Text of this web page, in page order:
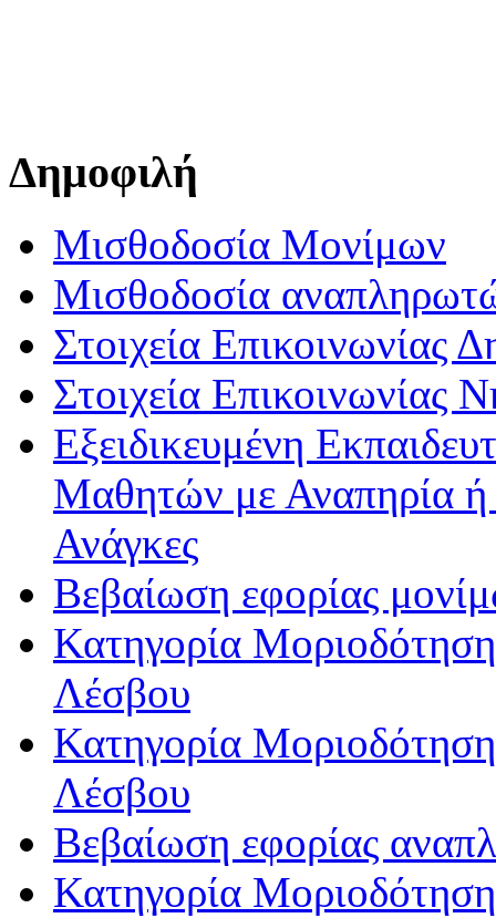
Δημοφιλή
Μισθοδοσία Μονίμων
Μισθοδοσία
Στοιχεία Επικοινωνίας
Στοιχεία Επικοινωνίας
Εξειδικευμένη
Μαθητών με Αναπηρία ή /
Ανάγκες
Βεβαίωση εφορίας
Κατηγορία
Λέσβου
Κατηγορία
Λέσβου
Βεβαίωση εφορίας
Κατηγορία